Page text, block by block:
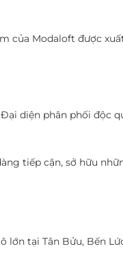
của Modaloft được
diện phân phối độc
tiếp cận, sở hữu
tại Tân Bửu, Bến